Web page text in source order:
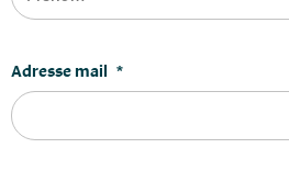
Adresse mail *